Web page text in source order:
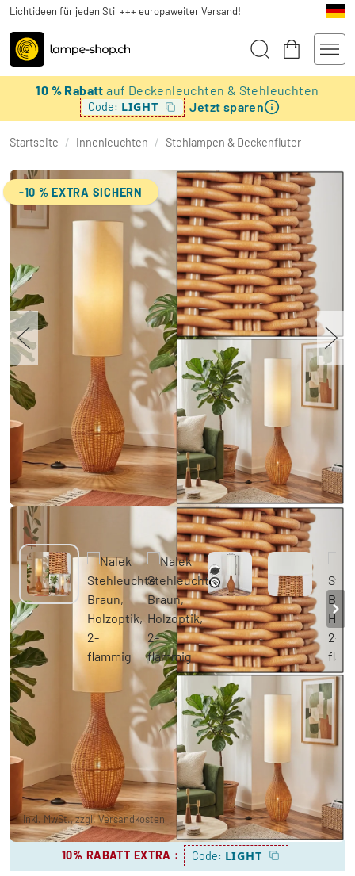
Lichtideen für jeden Stil +++ europaweiter Versand!
10 % Rabattauf Deckenleuchten & Stehleuchten
Code: LIGHT Jetzt sparen
Startseite / Innenleuchten / Stehlampen & Deckenfluter
-10 % EXTRA SICHERN
Nalek Stehleuchte Braun, Holzoptik, 2-
flammig
-5% CHF 150.95
Sie sparenCHF 8.00 UVP:CHF 158.95
inkl. MwSt., zzgl.Versandkosten
10% RABATT EXTRA : Code: LIGHT